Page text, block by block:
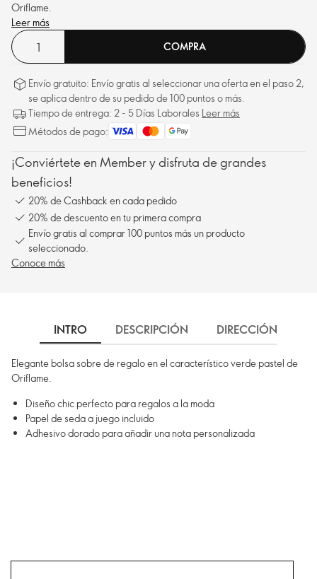
Oriflame.
Leer más
COMPRA
Envío gratuito: Envío gratis al seleccionar una oferta en el paso 2,
se aplica dentro de su pedido de 100 puntos o más.
Tiempo de entrega: 2 - 5 Días Laborales Leer más
Métodos de pago:
¡Conviértete en Member y disfruta de grandes
beneficios!
20% de Cashback en cada pedido
20% de descuento en tu primera compra
Envío gratis al comprar 100 puntos más un producto
seleccionado.
Conoce más
INTRO DESCRIPCIÓN DIRECCIÓN DE
Elegante bolsa sobre de regalo en el característico verde pastel de
Oriflame.
Diseño chic perfecto para regalos a la moda
Papel de seda a juego incluido
Adhesivo dorado para añadir una nota personalizada